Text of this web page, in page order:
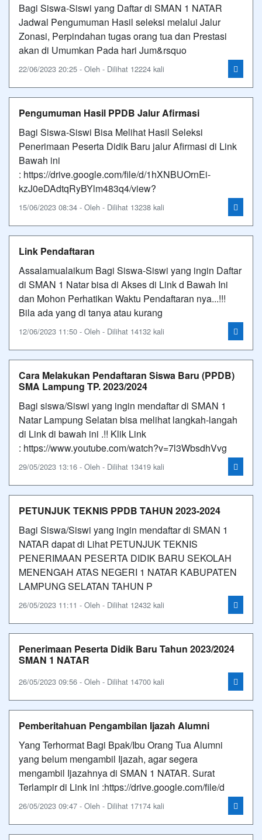
Bagi Siswa-Siswi yang Daftar di SMAN 1 NATAR
Jadwal Pengumuman Hasil seleksi melalui Jalur
Zonasi, Perpindahan tugas orang tua dan Prestasi
akan di Umumkan Pada hari Jum&rsquo
22/06/2023 20:25 - Oleh - Dilihat 12224 kali
Pengumuman Hasil PPDB Jalur Afirmasi
Bagi Siswa-Siswi Bisa Melihat Hasil Seleksi
Penerimaan Peserta Didik Baru jalur Afirmasi di Link
Bawah ini
: https://drive.google.com/file/d/1hXNBUOrnEi-
kzJ0eDAdtqRyBYlm483q4/view?
15/06/2023 08:34 - Oleh - Dilihat 13238 kali
Link Pendaftaran
Assalamualaikum Bagi Siswa-Siswi yang ingin Daftar
di SMAN 1 Natar bisa di Akses di Link d Bawah Ini
dan Mohon Perhatikan Waktu Pendaftaran nya...!!!
Bila ada yang di tanya atau kurang
12/06/2023 11:50 - Oleh - Dilihat 14132 kali
Cara Melakukan Pendaftaran Siswa Baru (PPDB)
SMA Lampung TP. 2023/2024
Bagi siswa/Siswi yang ingin mendaftar di SMAN 1
Natar Lampung Selatan bisa melihat langkah-langah
di Link di bawah ini .!! Klik Link
: https://www.youtube.com/watch?v=7l3WbsdhVvg
29/05/2023 13:16 - Oleh - Dilihat 13419 kali
PETUNJUK TEKNIS PPDB TAHUN 2023-2024
Bagi Siswa/Siswi yang ingin mendaftar di SMAN 1
NATAR dapat di Lihat PETUNJUK TEKNIS
PENERIMAAN PESERTA DIDIK BARU SEKOLAH
MENENGAH ATAS NEGERI 1 NATAR KABUPATEN
LAMPUNG SELATAN TAHUN P
26/05/2023 11:11 - Oleh - Dilihat 12432 kali
Penerimaan Peserta Didik Baru Tahun 2023/2024
SMAN 1 NATAR
26/05/2023 09:56 - Oleh - Dilihat 14700 kali
Pemberitahuan Pengambilan Ijazah Alumni
Yang Terhormat Bagi Bpak/Ibu Orang Tua Alumni
yang belum mengambil Ijazah, agar segera
mengambil Ijazahnya di SMAN 1 NATAR. Surat
Terlampir di Link ini :https://drive.google.com/file/d
26/05/2023 09:47 - Oleh - Dilihat 17174 kali